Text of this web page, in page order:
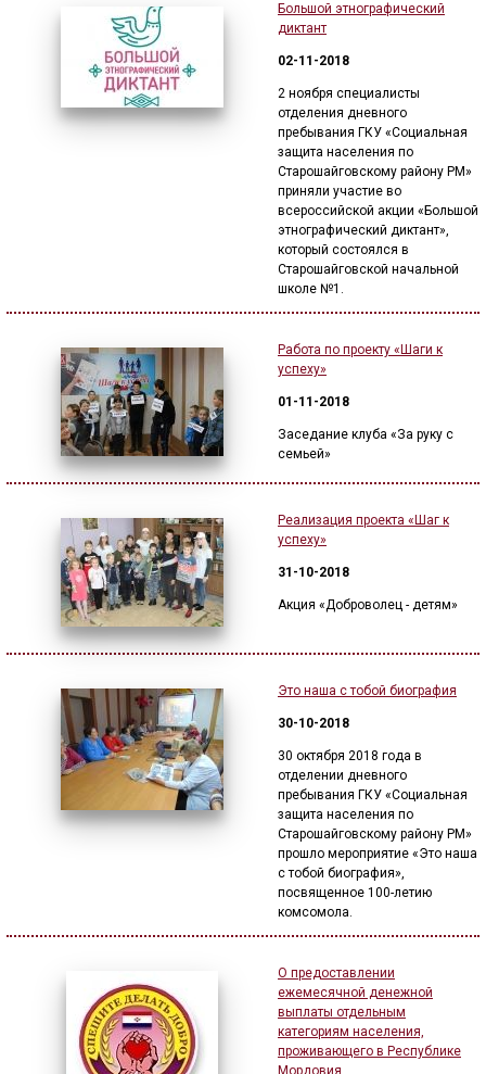
Большой этнографический
диктант
02-11-2018
2 ноября специалисты
отделения дневного
пребывания ГКУ «Социальная
защита населения по
Старошайговскому району РМ»
приняли участие во
всероссийской акции «Большой
этнографический диктант»,
который состоялся в
Старошайговской начальной
школе №1.
Работа по проекту «Шаги к
успеху»
01-11-2018
Заседание клуба «За руку с
семьей»
Реализация проекта «Шаг к
успеху»
31-10-2018
Акция «Доброволец - детям»
Это наша с тобой биография
30-10-2018
30 октября 2018 года в
отделении дневного
пребывания ГКУ «Социальная
защита населения по
Старошайговскому району РМ»
прошло мероприятие «Это наша
с тобой биография»,
посвященное 100-летию
комсомола.
О предоставлении
ежемесячной денежной
выплаты отдельным
категориям населения,
проживающего в Республике
Мордовия